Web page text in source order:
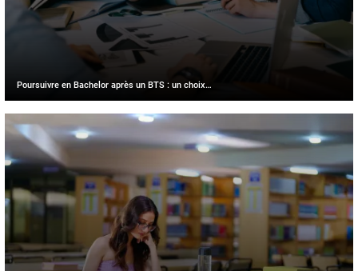
Poursuivre en Bachelor après un BTS : un choix…